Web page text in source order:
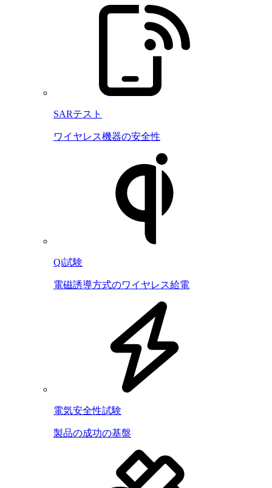
SARテスト
ワイヤレス機器の安全性
Qi試験
電磁誘導方式のワイヤレス給電
電気安全性試験
製品の成功の基盤